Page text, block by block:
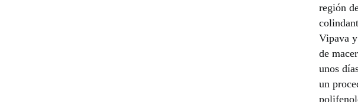
región
Vipava
de
unos
un